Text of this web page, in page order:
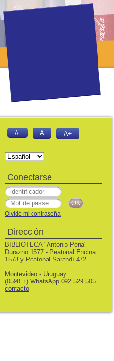
A- A A+
Conectarse
Olvidé mi contraseña
Dirección
BIBLIOTECA "Antonio Pena"
Durazno 1577 - Peatonal Encina
1578 y Peatonal Sarandí 472
Montevideo - Uruguay
(0598 +) WhatsApp 092 529 505
contacto